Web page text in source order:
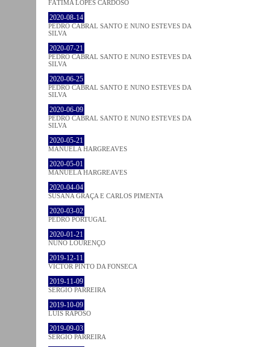
FÁTIMA LOPES CARDOSO
2020-08-14
PEDRO CABRAL SANTO E NUNO ESTEVES DA
SILVA
2020-07-21
PEDRO CABRAL SANTO E NUNO ESTEVES DA
SILVA
2020-06-25
PEDRO CABRAL SANTO E NUNO ESTEVES DA
SILVA
2020-06-09
PEDRO CABRAL SANTO E NUNO ESTEVES DA
SILVA
2020-05-21
MANUELA HARGREAVES
2020-05-01
MANUELA HARGREAVES
2020-04-04
SUSANA GRAÇA E CARLOS PIMENTA
2020-03-02
PEDRO PORTUGAL
2020-01-21
NUNO LOURENÇO
2019-12-11
VICTOR PINTO DA FONSECA
2019-11-09
SÉRGIO PARREIRA
2019-10-09
LUÍS RAPOSO
2019-09-03
SÉRGIO PARREIRA